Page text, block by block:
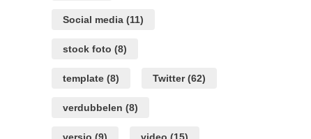
Social media (11)
stock foto (8)
template (8) Twitter(62)
verdubbelen (8)